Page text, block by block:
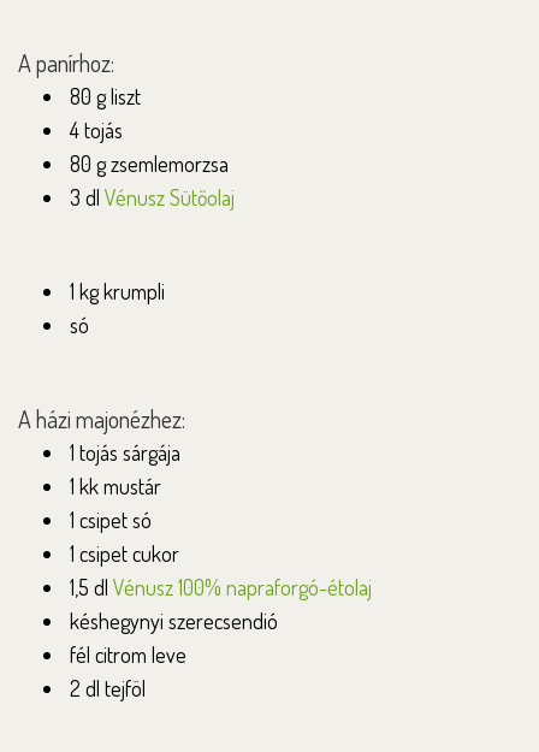
A panírhoz:
80 g liszt
4 tojás
80 g zsemlemorzsa
3 dl Vénusz Sütőolaj
1 kg krumpli
só
A házi majonézhez:
1 tojás sárgája
1 kk mustár
1 csipet só
1 csipet cukor
1,5 dl Vénusz 100% napraforgó-étolaj
késhegynyi szerecsendió
fél citrom leve
2 dl tejföl